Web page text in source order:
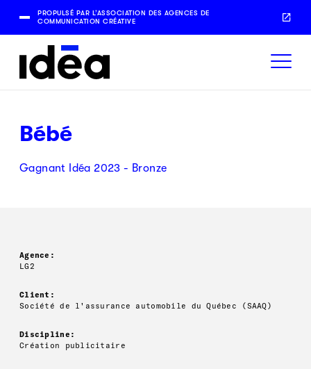
PROPULSÉ PAR L’ASSOCIATION DES AGENCES DE
COMMUNICATION CRÉATIVE
Bébé
Gagnant Idéa 2023 - Bronze
Agence:
LG2
Client:
Société de l'assurance automobile du Québec (SAAQ)
Discipline:
Création publicitaire